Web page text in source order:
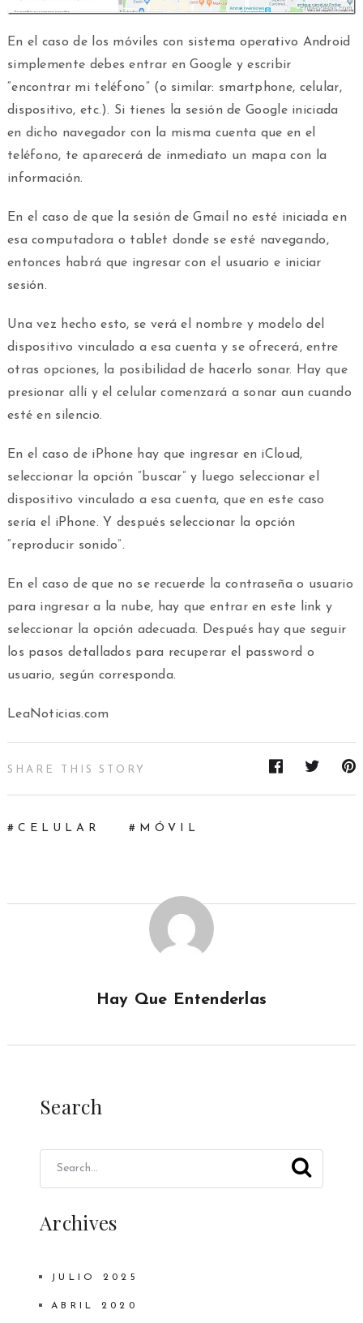
En el caso de los móviles con sistema operativo Android
simplemente debes entrar en Google y escribir
“encontrar mi teléfono” (o similar: smartphone, celular,
dispositivo, etc.). Si tienes la sesión de Google iniciada
en dicho navegador con la misma cuenta que en el
teléfono, te aparecerá de inmediato un mapa con la
información.
En el caso de que la sesión de Gmail no esté iniciada en
esa computadora o tablet donde se esté navegando,
entonces habrá que ingresar con el usuario e iniciar
sesión.
Una vez hecho esto, se verá el nombre y modelo del
dispositivo vinculado a esa cuenta y se ofrecerá, entre
otras opciones, la posibilidad de hacerlo sonar. Hay que
presionar allí y el celular comenzará a sonar aun cuando
esté en silencio.
En el caso de iPhone hay que ingresar en iCloud,
seleccionar la opción “buscar” y luego seleccionar el
dispositivo vinculado a esa cuenta, que en este caso
sería el iPhone. Y después seleccionar la opción
“reproducir sonido”.
En el caso de que no se recuerde la contraseña o usuario
para ingresar a la nube, hay que entrar en este link y
seleccionar la opción adecuada. Después hay que seguir
los pasos detallados para recuperar el password o
usuario, según corresponda.
LeaNoticias.com
SHARE THIS STORY
CELULAR MÓVIL
Hay Que Entenderlas
Search
Archives
JULIO 2025
ABRIL 2020